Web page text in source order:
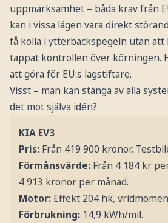
uppmärksamhet – båda krav från
kan i vissa lägen vara direkt
få kolla i ytterbackspegeln utan
tappat kontrollen över körningen.
att göra för EU:s lagstiftare.
Visst – man kan stänga av alla
det mot själva idén?
KIA EV3
Pris: Från 419 900 kronor.
Förmånsvärde: Från 4 184 kr
4 913 kronor per månad.
Motor: Effekt 204 hk,
Förbrukning: 14,9 kWh/mil.